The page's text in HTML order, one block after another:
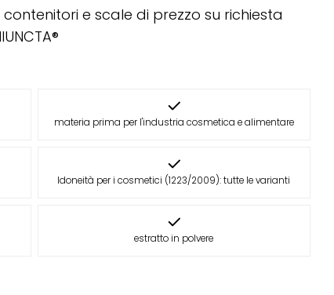
e scale di prezzo su richiesta
materia prima per l'industria cosmetica e alimentare
Idoneità per i cosmetici (1223/2009): tutte le varianti
estratto in polvere